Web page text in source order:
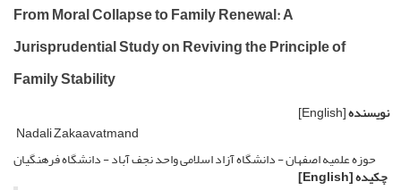
From Moral Collapse to Family Renewal: A
Jurisprudential Study on Reviving the Principle of
Family Stability
نویسنده[English]
Nadali Zakaavatmand
حوزه علمیه اصفهان - دانشگاه آزاد اسلامی واحد نجف آباد - دانشگاه فرهنگیان
چکیده[English]